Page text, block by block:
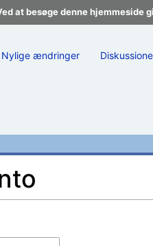
at besøge denne hjemmeside
Nylige ændringer